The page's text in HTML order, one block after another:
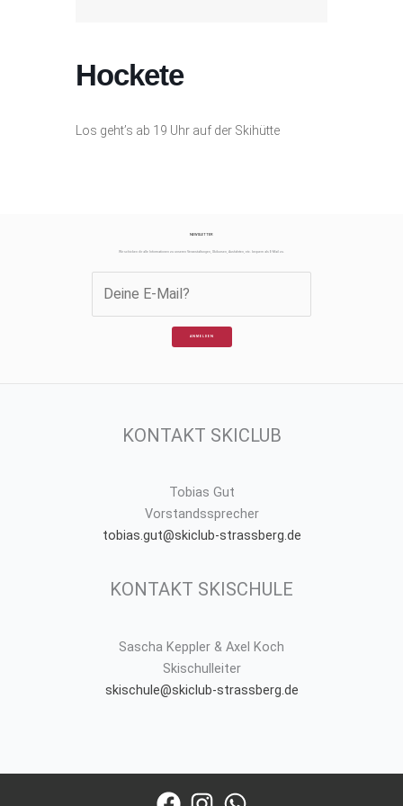
Hockete
Los geht’s ab 19 Uhr auf der Skihütte
NEWSLETTER
Wir schicken dir alle Informationen zu unseren Veranstaltungen, Skikursen, Ausfahrten, etc. bequem als E-Mail zu.
ANMELDEN
KONTAKT SKICLUB
Tobias Gut
Vorstandssprecher
tobias.gut@skiclub-strassberg.de
KONTAKT SKISCHULE
Sascha Keppler & Axel Koch
Skischulleiter
skischule@skiclub-strassberg.de